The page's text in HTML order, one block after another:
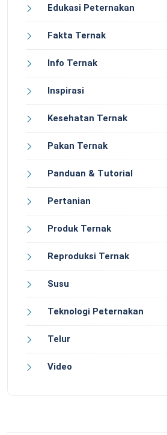
Edukasi Peternakan
Fakta Ternak
Info Ternak
Inspirasi
Kesehatan Ternak
Pakan Ternak
Panduan & Tutorial
Pertanian
Produk Ternak
Reproduksi Ternak
Susu
Teknologi Peternakan
Telur
Video